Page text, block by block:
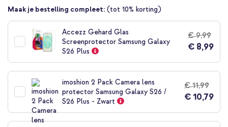
Maak je bestelling compleet: (tot 10% korting)
Accezz Gehard Glas
Screenprotector Samsung Galaxy
S26 Plus
€ 9,99
€ 8,99
imoshion 2 Pack Camera lens
protector Samsung Galaxy S26 /
S26 Plus - Zwart
€ 11,99
€ 10,79